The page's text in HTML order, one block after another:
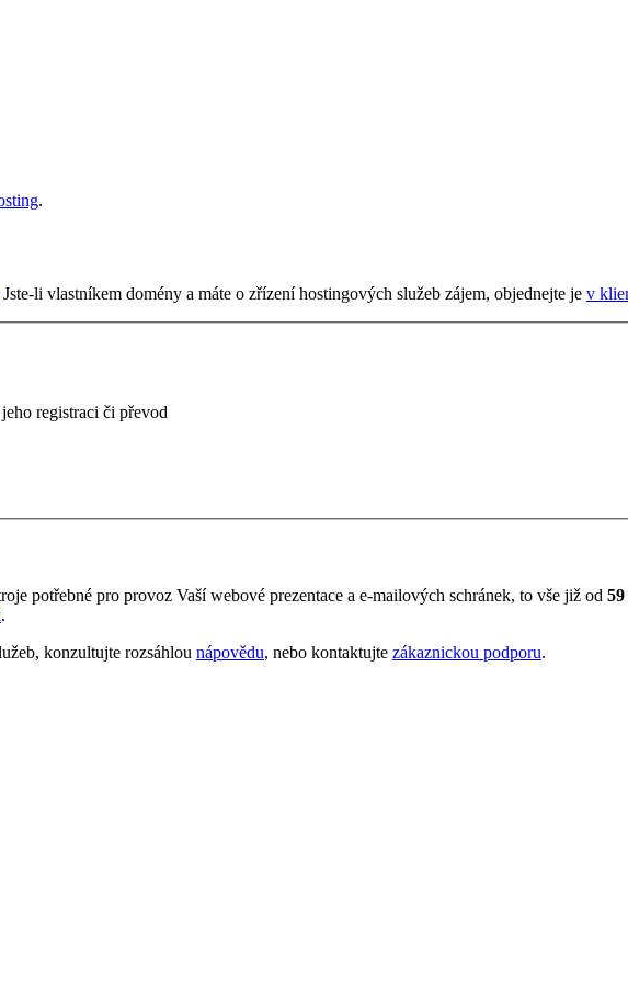
.
Jste-li vlastníkem domény a máte o zřízení hostingových služeb zájem, objednejte je v
registraci či převod
potřebné pro provoz Vaší webové prezentace a e‑mailových schránek, to vše již od
.
konzultujte rozsáhlou nápovědu, nebo kontaktujte zákaznickou podporu.